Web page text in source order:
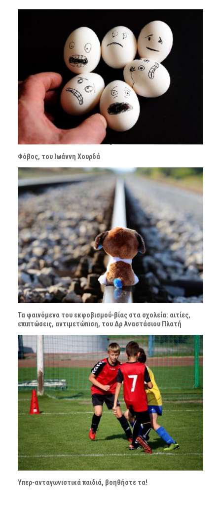
Φόβος, του Ιωάννη Χουρδά
Τα φαινόμενα του εκφοβισμού-βίας στα σχολεία: αιτίες,
επιπτώσεις, αντιμετώπιση, του Δρ Αναστάσιου Πλατή
Υπερ-ανταγωνιστικά παιδιά, βοηθήστε τα!